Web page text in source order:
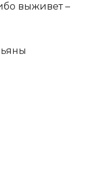
выживет –